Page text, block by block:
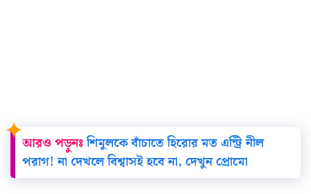
আরও পড়ুনঃশিমুলকে বাঁচাতে হিরোর মত এন্ট্রি নীল
পরাগ! না দেখলে বিশ্বাসই হবে না, দেখুন প্রোমো